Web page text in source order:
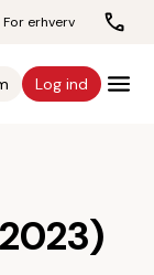
For erhverv
Log ind